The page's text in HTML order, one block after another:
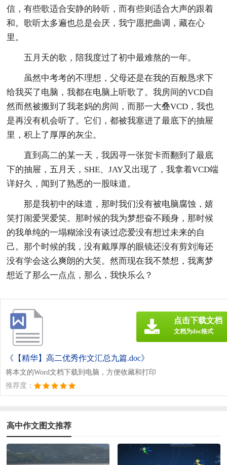
信，有些歌适合安静的聆听，而有些则适合大声的跟着
和。歌听太多遍也总是会厌，我宁愿把曲调，藏在心
里。
五月天的歌，陪我度过了初中最难熬的一年。
虽然中考考的不理想，父母还是在我的百般恳求下
给我买了电脑，我都在电脑上听歌了。我房间的VCD自
然而然被搬到了我老妈的房间，而那一大叠VCD，我也
是再没有机会听了。它们，都被我塞进了最底下的抽屉
里，积上了厚厚的灰尘。
直到高二的某一天，我因寻一张贺卡而翻到了最底
下的抽屉，五月天，SHE、JAY又出现了，我拿着VCD端
详好久，闻到了熟悉的一股味道。
那是我初中的味道，那时我们没有被电脑腐蚀，嬉
笑打闹爱哭爱笑。那时候的我为梦想奋不顾身，那时候
的我单纯的一塌糊涂没有谈过恋爱没有想过未来的自
己。那个时候的我，没有戴厚厚的眼镜还没有剪刘海还
没有学会这么爽朗的大笑。然而现在我不禁想，我离梦
想近了那么一点点，那么，我快乐么？
《【精华】高二优秀作文汇总九篇.doc》
将本文的Word文档下载到电脑，方便收藏和打印
推荐度：
点击下载文档
文档为doc格式
高中作文图文推荐